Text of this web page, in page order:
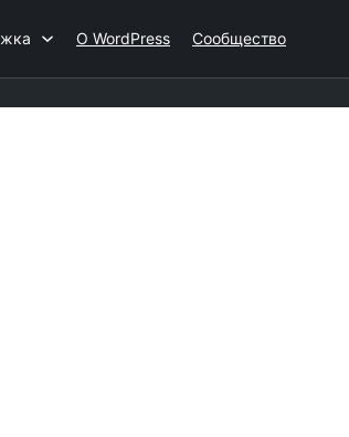
О WordPress Сообщество